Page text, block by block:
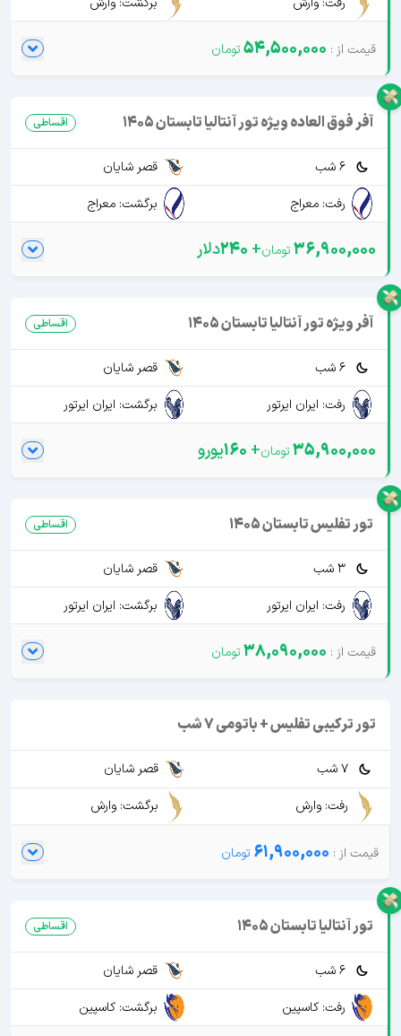
54,500,000
آفر فوق العاده ویژه تور آنتالیا تابستان 1405 اقساطی
6 شب
قصر شایان
رفت: معراج
برگشت: معراج
36,900,000
+
240دلار
آفر ویژه تور آنتالیا تابستان 1405 اقساطی
6 شب
قصر شایان
رفت: ایران ایرتور
برگشت: ایران ایرتور
35,900,000
+
160یورو
تور تفلیس تابستان 1405 اقساطی
3 شب
قصر شایان
رفت: ایران ایرتور
برگشت: ایران ایرتور
38,090,000
تور ترکیبی تفلیس + باتومی 7 شب
7 شب
قصر شایان
رفت: وارش
برگشت: وارش
61,900,000
تور آنتالیا تابستان 1405 اقساطی
6 شب
قصر شایان
رفت: کاسپین
برگشت: کاسپین